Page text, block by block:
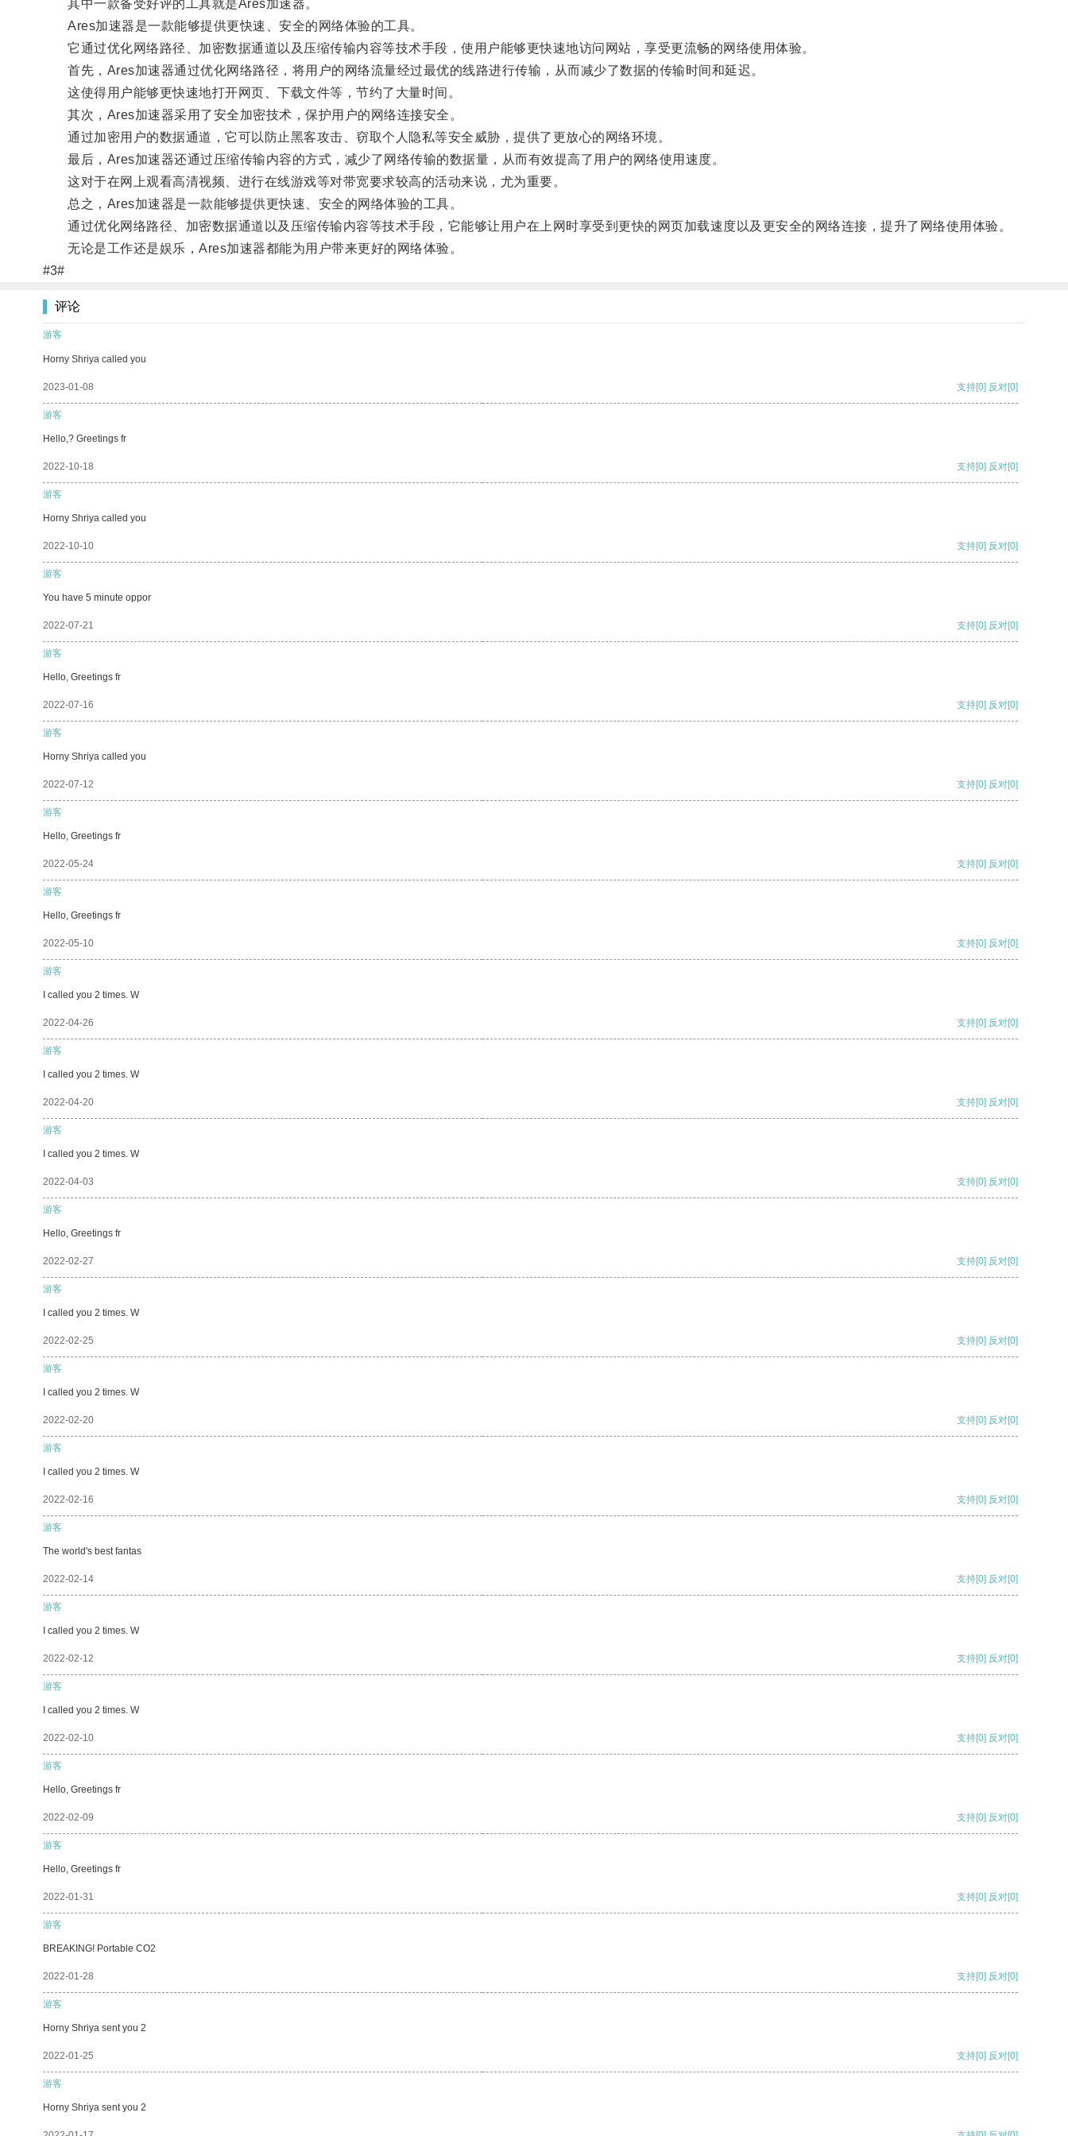
其中一款备受好评的工具就是Ares加速器。
Ares加速器是一款能够提供更快速、安全的网络体验的工具。
它通过优化网络路径、加密数据通道以及压缩传输内容等技术手段，使用户能够更快速地访问网站，享受更流畅的网络使用体验。
首先，Ares加速器通过优化网络路径，将用户的网络流量经过最优的线路进行传输，从而减少了数据的传输时间和延迟。
这使得用户能够更快速地打开网页、下载文件等，节约了大量时间。
其次，Ares加速器采用了安全加密技术，保护用户的网络连接安全。
通过加密用户的数据通道，它可以防止黑客攻击、窃取个人隐私等安全威胁，提供了更放心的网络环境。
最后，Ares加速器还通过压缩传输内容的方式，减少了网络传输的数据量，从而有效提高了用户的网络使用速度。
这对于在网上观看高清视频、进行在线游戏等对带宽要求较高的活动来说，尤为重要。
总之，Ares加速器是一款能够提供更快速、安全的网络体验的工具。
通过优化网络路径、加密数据通道以及压缩传输内容等技术手段，它能够让用户在上网时享受到更快的网页加载速度以及更安全的网络连接，提升了网络使用体验。
无论是工作还是娱乐，Ares加速器都能为用户带来更好的网络体验。
#3#
评论
游客
Horny Shriya called you
2023-01-08 支持[0] 反对[0]
游客
Hello,? Greetings fr
2022-10-18 支持[0] 反对[0]
游客
Horny Shriya called you
2022-10-10 支持[0] 反对[0]
游客
You have 5 minute oppor
2022-07-21 支持[0] 反对[0]
游客
Hello, Greetings fr
2022-07-16 支持[0] 反对[0]
游客
Horny Shriya called you
2022-07-12 支持[0] 反对[0]
游客
Hello, Greetings fr
2022-05-24 支持[0] 反对[0]
游客
Hello, Greetings fr
2022-05-10 支持[0] 反对[0]
游客
I called you 2 times. W
2022-04-26 支持[0] 反对[0]
游客
I called you 2 times. W
2022-04-20 支持[0] 反对[0]
游客
I called you 2 times. W
2022-04-03 支持[0] 反对[0]
游客
Hello, Greetings fr
2022-02-27 支持[0] 反对[0]
游客
I called you 2 times. W
2022-02-25 支持[0] 反对[0]
游客
I called you 2 times. W
2022-02-20 支持[0] 反对[0]
游客
I called you 2 times. W
2022-02-16 支持[0] 反对[0]
游客
The world's best fantas
2022-02-14 支持[0] 反对[0]
游客
I called you 2 times. W
2022-02-12 支持[0] 反对[0]
游客
I called you 2 times. W
2022-02-10 支持[0] 反对[0]
游客
Hello, Greetings fr
2022-02-09 支持[0] 反对[0]
游客
Hello, Greetings fr
2022-01-31 支持[0] 反对[0]
游客
BREAKING! Portable CO2
2022-01-28 支持[0] 反对[0]
游客
Horny Shriya sent you 2
2022-01-25 支持[0] 反对[0]
游客
Horny Shriya sent you 2